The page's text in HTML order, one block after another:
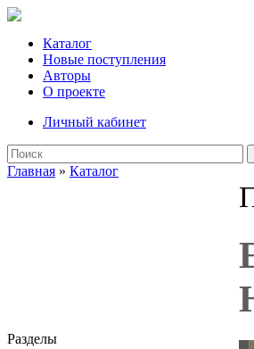
Каталог
Новые поступления
Авторы
О проекте
Личный кабинет
Главная » Каталог
Разделы